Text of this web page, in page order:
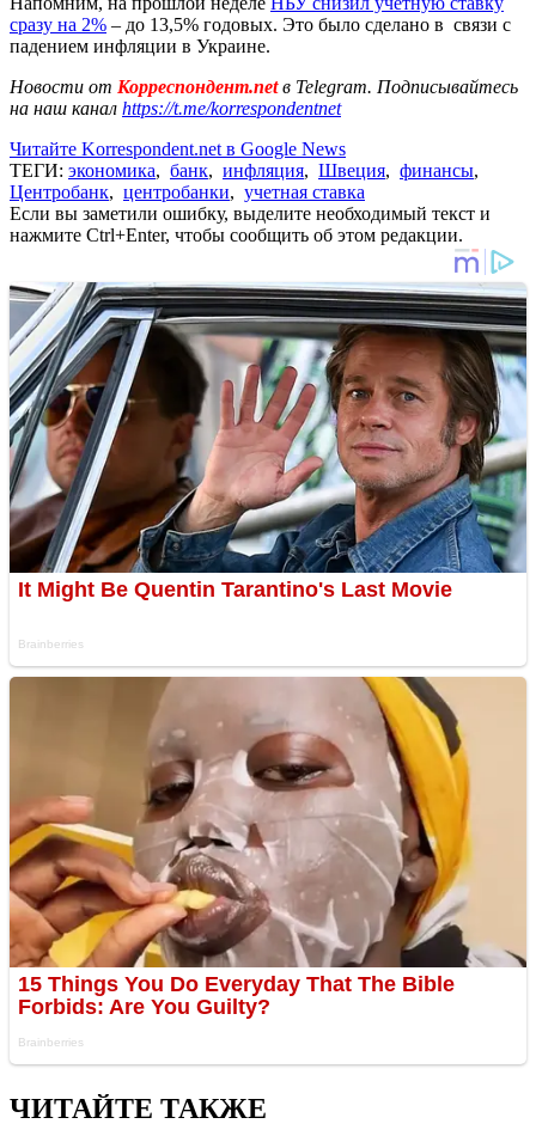
сразу на 2% – до 13,5% годовых. Это было сделано в связи с
падением инфляции в Украине.
Новости от Корреспондент.netв Telegram. Подписывайтесь
на наш канал https://t.me/korrespondentnet
Читайте Korrespondent.net в Google News
ТЕГИ: экономика, банк, инфляция, Швеция, финансы,
Центробанк, центробанки, учетная ставка
Если вы заметили ошибку, выделите необходимый текст и
нажмите Ctrl+Enter, чтобы сообщить об этом редакции.
ЧИТАЙТЕ ТАКЖЕ